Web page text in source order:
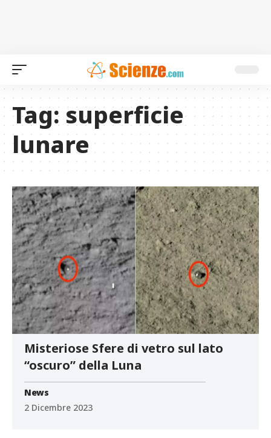
Tag: superficie
lunare
Misteriose Sfere di vetro sul lato
“oscuro” della Luna
News
2 Dicembre 2023